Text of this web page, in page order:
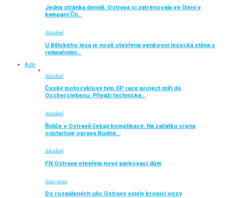
Jedna stránka denně. Ostrava si zatrénovala ve čtení v
kampani Čti…
Aktuálně
U Bělského lesa je nově otevřená venkovní lezecká stěna s
relaxačními…
Auto
Aktuálně
Český motocyklový tým SP race project míří do
Oscherslebenu. Přiváží technická…
Aktuálně
Řidiče v Ostravě čekají komplikace. Na začátku srpna
odstartuje oprava Rudné…
Aktuálně
FN Ostrava otevřela nový parkovací dům
Auto moto
Do rozpálených ulic Ostravy vyjely kropicí vozy